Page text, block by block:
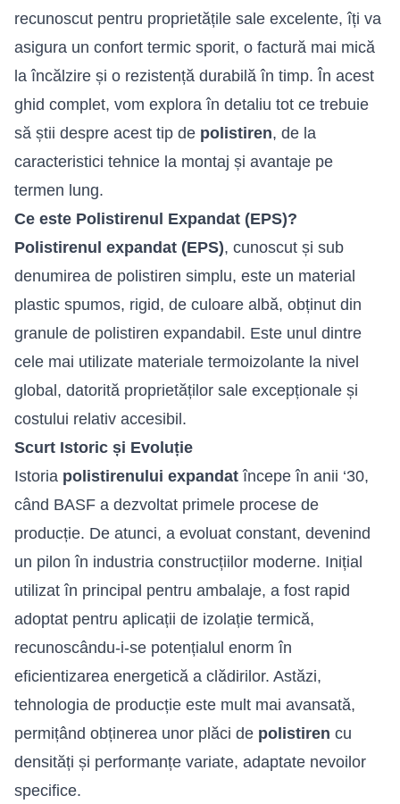
recunoscut pentru proprietățile sale excelente, îți va
asigura un confort termic sporit, o factură mai mică
la încălzire și o rezistență durabilă în timp. În acest
ghid complet, vom explora în detaliu tot ce trebuie
să știi despre acest tip de polistiren, de la
caracteristici tehnice la montaj și avantaje pe
termen lung.
Ce este Polistirenul Expandat (EPS)?
Polistirenul expandat (EPS), cunoscut și sub
denumirea de polistiren simplu, este un material
plastic spumos, rigid, de culoare albă, obținut din
granule de polistiren expandabil. Este unul dintre
cele mai utilizate materiale termoizolante la nivel
global, datorită proprietăților sale excepționale și
costului relativ accesibil.
Scurt Istoric și Evoluție
Istoria polistirenului expandat începe în anii ‘30,
când BASF a dezvoltat primele procese de
producție. De atunci, a evoluat constant, devenind
un pilon în industria construcțiilor moderne. Inițial
utilizat în principal pentru ambalaje, a fost rapid
adoptat pentru aplicații de izolație termică,
recunoscându-i-se potențialul enorm în
eficientizarea energetică a clădirilor. Astăzi,
tehnologia de producție este mult mai avansată,
permițând obținerea unor plăci de polistiren cu
densități și performanțe variate, adaptate nevoilor
specifice.